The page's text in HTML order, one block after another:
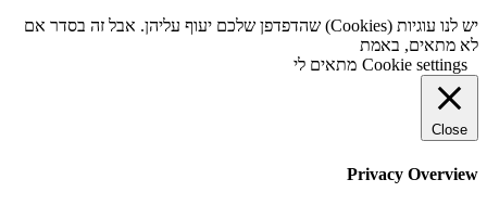
יש לנו עוגיות (Cookies) שהדפדפן שלכם יעוף עליהן. אבל זה בסדר אם
לא מתאים, באמת
Cookie settings מתאים לי
Close
Privacy Overview